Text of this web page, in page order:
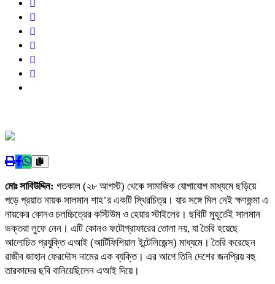
মোঃ সাবিউদ্দিন: গতকাল (২৮ আগস্ট) থেকে সামাজিক যোগাযোগ মাধ্যমে ছড়িয়ে
পড়ে প্রয়াত নায়ক সালমান শাহ’র একটি স্থিরচিত্র। যার সঙ্গে মিল নেই ক্ষণজন্মা এ
নায়কের কোনও চলচ্চিত্রের কস্টিউম ও হেয়ার স্টাইলের। ছবিটি মুহূর্তেই সালমান
ভক্তরা লুফে নেন। এটি কোনও ফটোগ্রাফারের তোলা নয়, যা তৈরি হয়েছে
আলোচিত প্রযুক্তি এআই (আর্টিফিশিয়াল ইন্টেলিজেন্স) মাধ্যমে। তৈরি করেছেন
রাজীব জাহান ফেরদৌস নামের এক ব্যক্তি। এর আগে তিনি দেশের জনপ্রিয় বহু
তারকাদের ছবি বানিয়েছিলেন এআই দিয়ে।